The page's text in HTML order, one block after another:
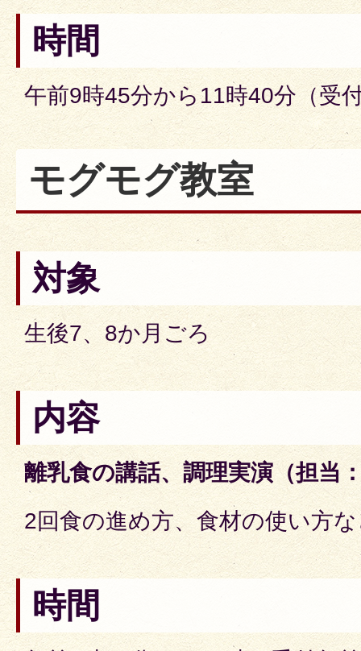
時間
午前9時45分から11時40分（受
モグモグ教室
対象
生後7、8か月ごろ
内容
離乳食の講話、調理実演（担当
2回食の進め方、食材の使い方
時間